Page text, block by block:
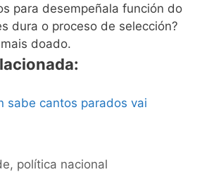
para desempeñala función do
dura o proceso de selección?
doado.
sabe cantos parados vai
, política nacional